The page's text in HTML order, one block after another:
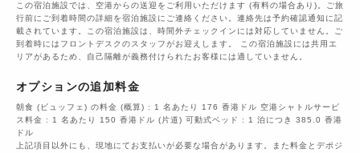
この宿泊施設では、空港からの送迎をご利用いただけます (有料の場合あり)。ご旅
行前にご到着時間の詳細を宿泊施設にご連絡ください。連絡先は予約確認通知に記
載されています。この宿泊施設は、時間外チェックインには対応していません。ご
到着時にはフロントデスクのスタッフがお迎えします。 この宿泊施設には共用エ
リアがあるため、自己隔離が義務付けられたお客様には適していません。
オプションの追加料金
朝食 (ビュッフェ) の料金 (概算) : 1 名あたり 176 香港ドル 空港シャトルサービ
ス料金 : 1 名あたり 150 香港ドル (片道) 可動式ベッド : 1 泊につき 385.0 香港
ドル
上記項目以外にも、現地にてお支払いが必要な場合があります。また料金とデポジ